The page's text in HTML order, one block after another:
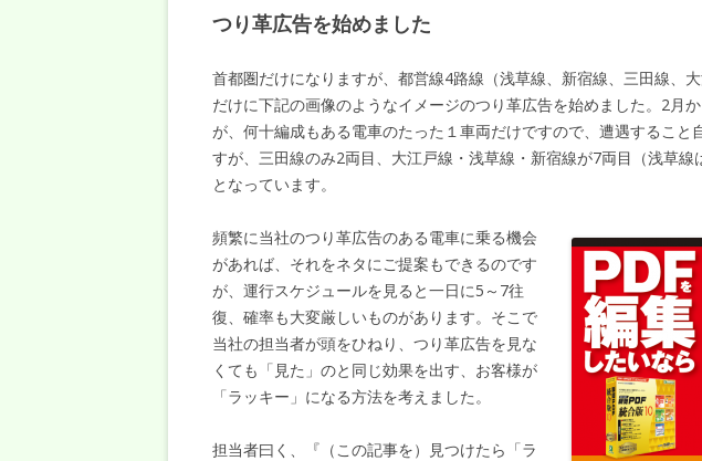
つり革広告を始めました
首都圏だけになりますが、都営線4路線（浅草線、新宿線、三田線、
だけに下記の画像のようなイメージのつり革広告を始めました。2月
が、何十編成もある電車のたった１車両だけですので、遭遇すること
すが、三田線のみ2両目、大江戸線・浅草線・新宿線が7両目（浅草線
となっています。
頻繁に当社のつり革広告のある電車に乗る機会
があれば、それをネタにご提案もできるのです
が、運行スケジュールを見ると一日に5～7往
復、確率も大変厳しいものがあります。そこで
当社の担当者が頭をひねり、つり革広告を見な
くても「見た」のと同じ効果を出す、お客様が
「ラッキー」になる方法を考えました。
担当者曰く、『（この記事を）見つけたら「ラ